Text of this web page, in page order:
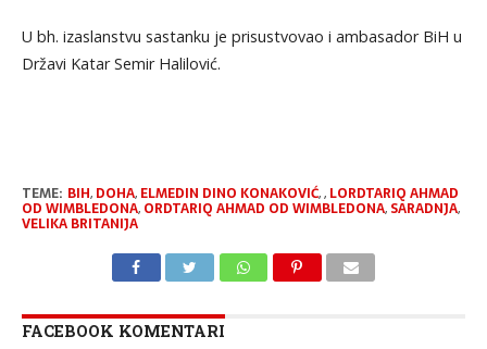
U bh. izaslanstvu sastanku je prisustvovao i ambasador BiH u
Državi Katar Semir Halilović.
TEME: BIH, DOHA, ELMEDIN DINO KONAKOVIĆ,, LORDTARIQ AHMAD
OD WIMBLEDONA, ORDTARIQ AHMAD OD WIMBLEDONA, SARADNJA,
VELIKA BRITANIJA
FACEBOOK KOMENTARI